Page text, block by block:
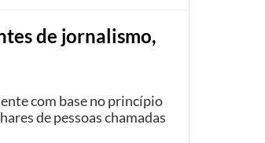
de jornalismo,
com base no princípio
de pessoas chamadas